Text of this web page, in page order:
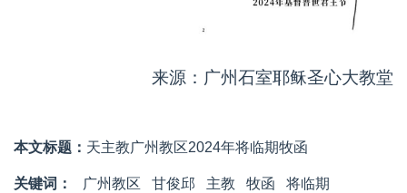
来源：广州石室耶稣圣心大教堂
本文标题： 天主教广州教区2024年将临期牧函
关键词： 广州教区 甘俊邱 主教 牧函 将临期